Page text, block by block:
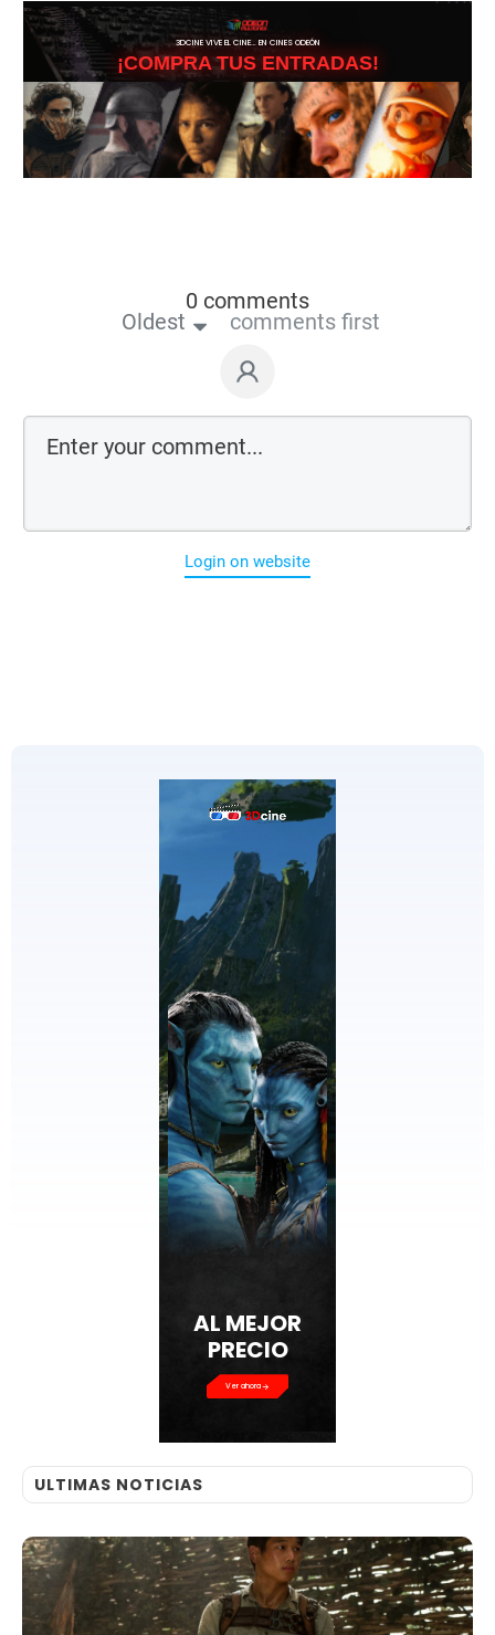
3DCINE VIVE EL CINE… EN CINES ODEÓN
¡COMPRA TUS ENTRADAS!
0 comments
Oldest comments first
Login on website
AL MEJOR
PRECIO
Ver ahora
ULTIMAS NOTICIAS